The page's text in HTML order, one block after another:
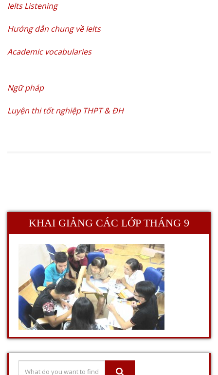
Ielts Listening
Hướng dẫn chung về Ielts
Academic vocabularies
Ngữ pháp
Luyện thi tốt nghiệp THPT & ĐH
KHAI GIẢNG CÁC LỚP THÁNG 9